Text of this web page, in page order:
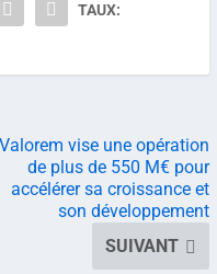
TAUX:
Valorem vise une opération
de plus de 550 M€ pour
accélérer sa croissance et
son développement
SUIVANT